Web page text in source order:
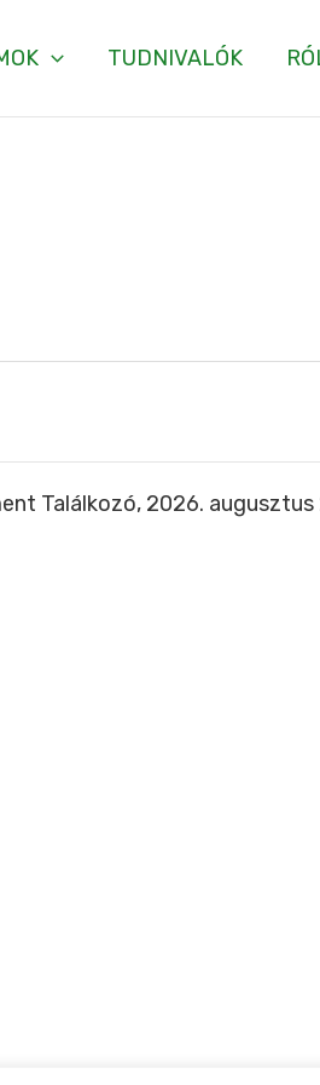
TUDNIVALÓK
Találkozó, 2026.